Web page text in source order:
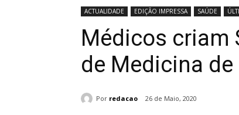
ACTUALIDADE EDIÇÃO IMPRESSA SAÚDE
Médicos criam
de Medicina
Por redacao 26 de Maio, 2020